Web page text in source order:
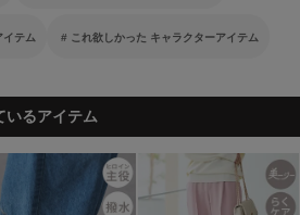
イテム これ欲しかった キャラクターアイテム
いるアイテム